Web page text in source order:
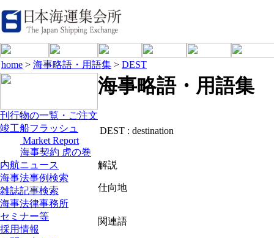
home > 海事略語・用語集 > DEST
刊行物の一覧・ご注文
竣工船フラッシュ
Market Report
海事契約 虎の巻
内航ニュース
海事法事例検索
雑誌記事検索
海事法律事務所
セミナー等
採用情報
海事略語・用語集
DEST : destination
解説
仕向地
関連語